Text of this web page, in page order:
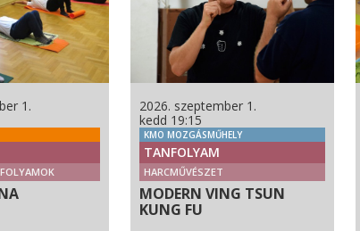
1.
2026. szeptember 1.
kedd 19:15
KMO MOZGÁSMŰHELY
TANFOLYAM
HARCMŰVÉSZET
MODERN VING TSUN
KUNG FU